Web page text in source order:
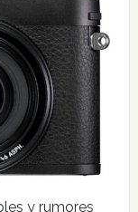
y rumores